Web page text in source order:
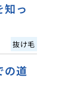
知っ
抜け毛
の道